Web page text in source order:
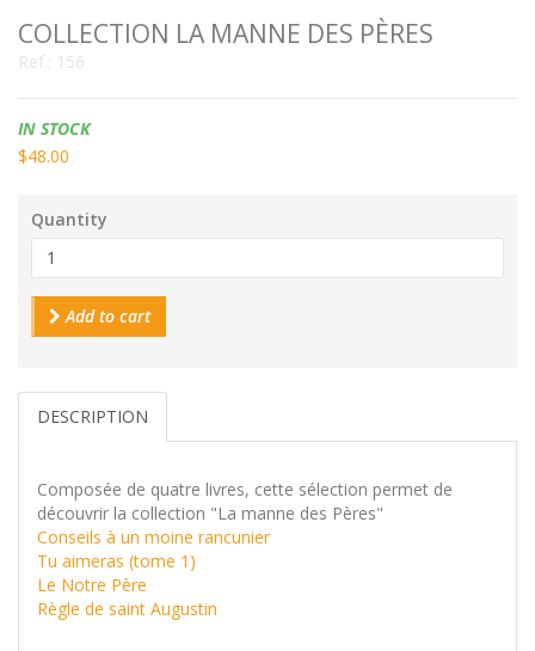
COLLECTION LA MANNE DES PÈRES
Ref.: 156
Availability:
IN STOCK
$48.00
Quantity
Add to cart
DESCRIPTION
Composée de quatre livres, cette sélection permet de
découvrir la collection "La manne des Pères"
Conseils à un moine rancunier
Tu aimeras (tome 1)
Le Notre Père
Règle de saint Augustin